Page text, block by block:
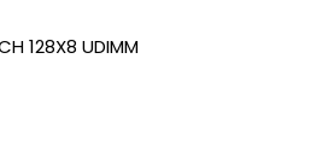
128X8 UDIMM